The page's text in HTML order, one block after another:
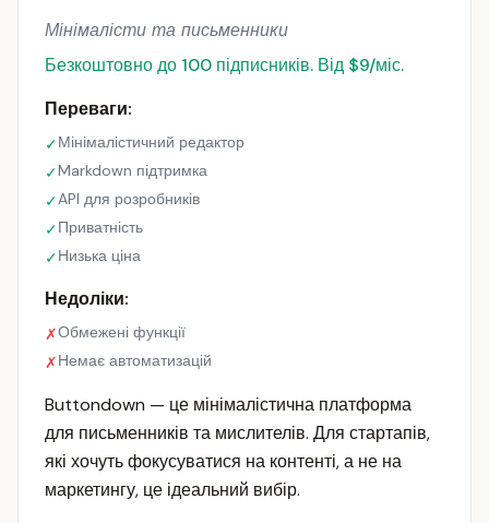
Мінімалісти та письменники
Безкоштовно до 100 підписників. Від $9/міс.
Переваги:
✓Мінімалістичний редактор
✓Markdown підтримка
✓API для розробників
✓Приватність
✓Низька ціна
Недоліки:
✗Обмежені функції
✗Немає автоматизацій
Buttondown — це мінімалістична платформа
для письменників та мислителів. Для стартапів,
які хочуть фокусуватися на контенті, а не на
маркетингу, це ідеальний вибір.